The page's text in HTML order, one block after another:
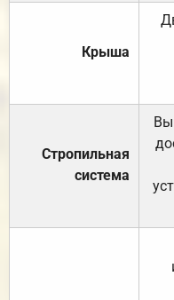
Крыша
Стропильная
система